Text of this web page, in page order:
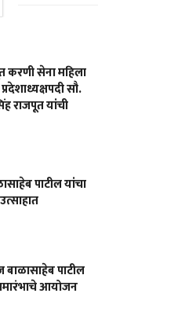
करणी सेना महिला
प्रदेशाध्यक्षपदी सौ.
राजपूत यांची
पाटील यांचा
पाटील
आयोजन